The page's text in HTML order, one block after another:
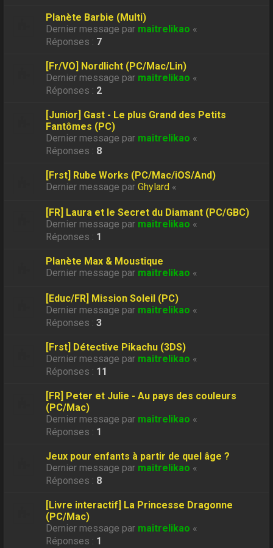
Planète Barbie (Multi)
Dernier message par maitrelikao «
Réponses : 7
[Fr/VO] Nordlicht (PC/Mac/Lin)
Dernier message par maitrelikao «
Réponses : 2
[Junior] Gast - Le plus Grand des Petits
Fantômes (PC)
Dernier message par maitrelikao «
Réponses : 8
[Frst] Rube Works (PC/Mac/iOS/And)
Dernier message parGhylard «
[FR] Laura et le Secret du Diamant (PC/GBC)
Dernier message par maitrelikao «
Réponses : 1
Planète Max & Moustique
Dernier message par maitrelikao «
[Educ/FR] Mission Soleil (PC)
Dernier message par maitrelikao «
Réponses :3
[Frst] Détective Pikachu (3DS)
Dernier message par maitrelikao «
Réponses : 11
[FR] Peter et Julie - Au pays des couleurs
(PC/Mac)
Dernier message par maitrelikao «
Réponses : 1
Jeux pour enfants à partir de quel âge ?
Dernier message par maitrelikao «
Réponses : 8
[Livre interactif] La Princesse Dragonne
(PC/Mac)
Dernier message par maitrelikao «
Réponses : 1